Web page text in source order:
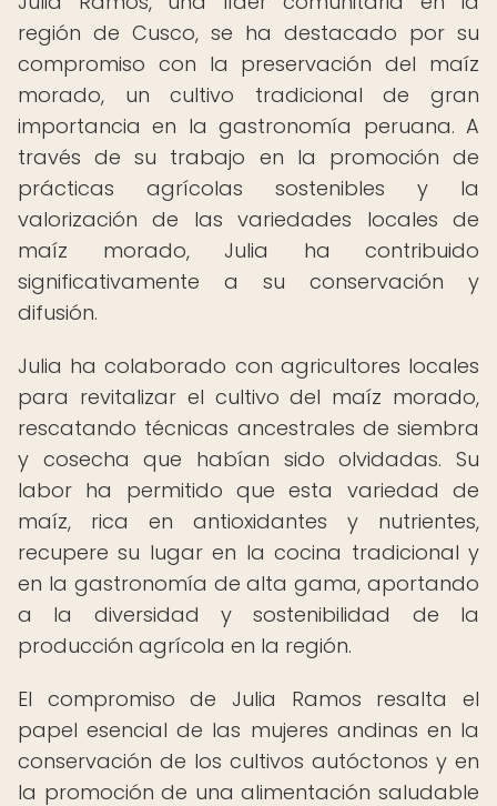
región de Cusco, se ha destacado por su
compromiso con la preservación del maíz
morado, un cultivo tradicional de gran
importancia en la gastronomía peruana. A
través de su trabajo en la promoción de
prácticas agrícolas sostenibles y la
valorización de las variedades locales de
maíz morado, Julia ha contribuido
significativamente a su conservación y
difusión.
Julia ha colaborado con agricultores locales
para revitalizar el cultivo del maíz morado,
rescatando técnicas ancestrales de siembra
y cosecha que habían sido olvidadas. Su
labor ha permitido que esta variedad de
maíz, rica en antioxidantes y nutrientes,
recupere su lugar en la cocina tradicional y
en la gastronomía de alta gama, aportando
a la diversidad y sostenibilidad de la
producción agrícola en la región.
El compromiso de Julia Ramos resalta el
papel esencial de las mujeres andinas en la
conservación de los cultivos autóctonos y en
la promoción de una alimentación saludable